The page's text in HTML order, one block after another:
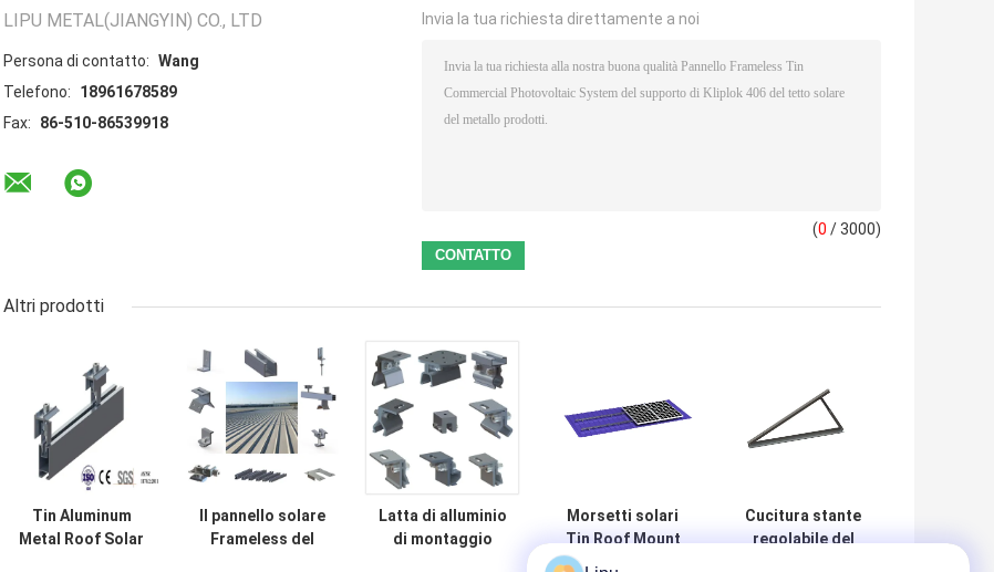
LIPU METAL(JIANGYIN) CO., LTD
Persona di contatto: Wang
Telefono:
18961678589
Fax:
86-510-86539918
Invia la tua richiesta direttamente a noi
(0 / 3000)
Altri prodotti
Tin Aluminum
Metal Roof Solar
Il pannello solare
Frameless del
Latta di alluminio
di montaggio
Morsetti solari
Tin Roof Mount
fotovoltaico del
Cucitura stante
regolabile del